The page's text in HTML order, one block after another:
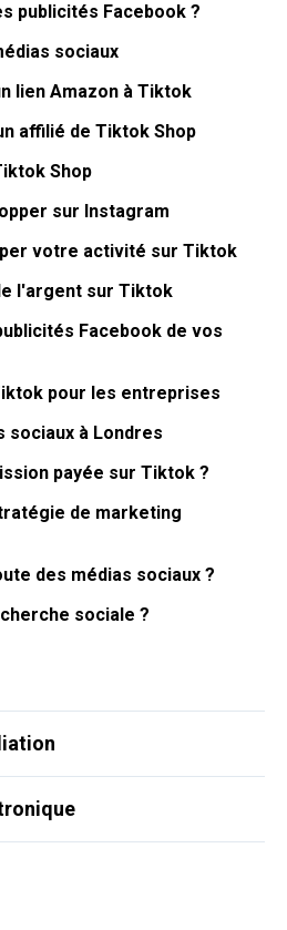
publicités Facebook ?
sociaux
lien Amazon à Tiktok
affilié de Tiktok Shop
Shop
sur Instagram
votre activité sur Tiktok
l'argent sur Tiktok
Facebook de vos
pour les entreprises
sociaux à Londres
payée sur Tiktok ?
de marketing
des médias sociaux ?
sociale ?